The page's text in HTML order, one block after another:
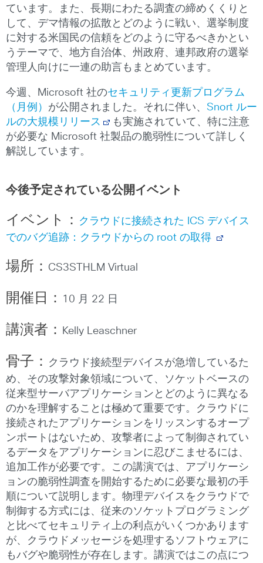
ています。また、長期にわたる調査の締めくくりと
して、デマ情報の拡散とどのように戦い、選挙制度
に対する米国民の信頼をどのように守るべきかとい
うテーマで、地方自治体、州政府、連邦政府の選挙
管理人向けに一連の助言もまとめています。
今週、Microsoft 社のセキュリティ更新プログラム
（月例） が公開されました。それに伴い、 Snort ルー
ルの大規模リリース
も実施されていて、特に注意
が必要な Microsoft 社製品の脆弱性について詳しく
解説しています。
今後予定されている公開イベント
イベント：
クラウドに接続された ICS デバイス
でのバグ追跡：クラウドからの root の取得
場所： CS3STHLM Virtual
開催日： 10 月 22 日
講演者： Kelly Leaschner
骨子：
クラウド接続型デバイスが急増しているた
め、その攻撃対象領域について、ソケットベースの
従来型サーバアプリケーションとどのように異なる
のかを理解することは極めて重要です。クラウドに
接続されたアプリケーションをリッスンするオープ
ンポートはないため、攻撃者によって制御されてい
るデータをアプリケーションに忍びこませるには、
追加工作が必要です。この講演では、アプリケーシ
ョンの脆弱性調査を開始するために必要な最初の手
順について説明します。物理デバイスをクラウドで
制御する方式には、従来のソケットプログラミング
と比べてセキュリティ上の利点がいくつかあります
が、クラウドメッセージを処理するソフトウェアに
もバグや脆弱性が存在します。講演ではこの点につ